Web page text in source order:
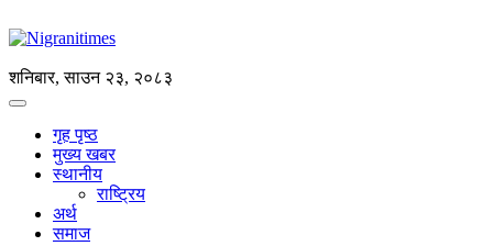
शनिबार, साउन २३, २०८३
गृह पृष्ठ
मुख्य खबर
स्थानीय
राष्ट्रिय
अर्थ
समाज